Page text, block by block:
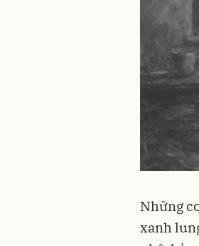
Những
xanh